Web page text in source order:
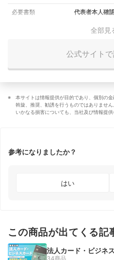
必要書類 代表者本人確
全部見
公式サイト
本サイトは情報提供が目的であり、個別の
斡旋、推奨、勧誘を行うものではありませ
いかなる損害についても、当社及び情報提供
参考になりましたか？
はい
この商品が出てくる記
法人カード・ビジネ
34商品